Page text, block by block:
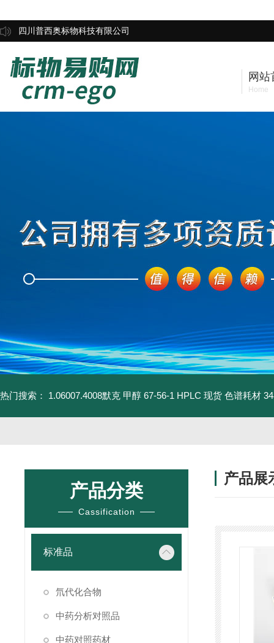
四川普西奥标物科技有限公司
网站
Home
热门搜索： 1.06007.4008默克 甲醇 67-56-1 HPLC 现货 色谱耗材
产品分类
Cassification
标准品
氘代化合物
中药分析对照品
中药对照药材
产品展